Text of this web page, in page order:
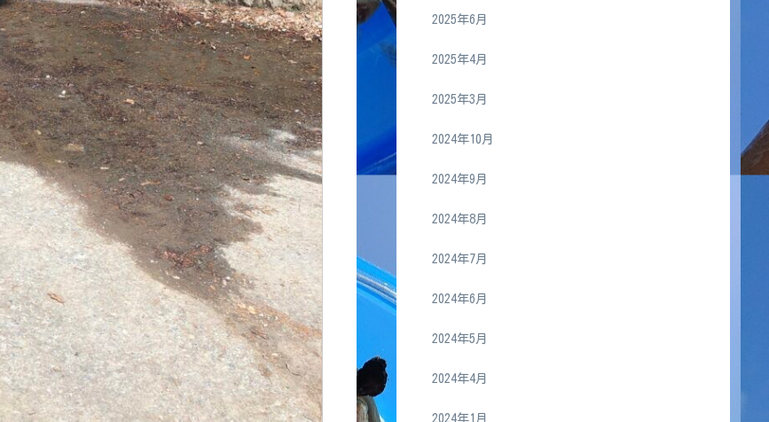
2025年6月
2025年4月
2025年3月
2024年10月
2024年9月
2024年8月
2024年7月
2024年6月
2024年5月
2024年4月
2024年1月